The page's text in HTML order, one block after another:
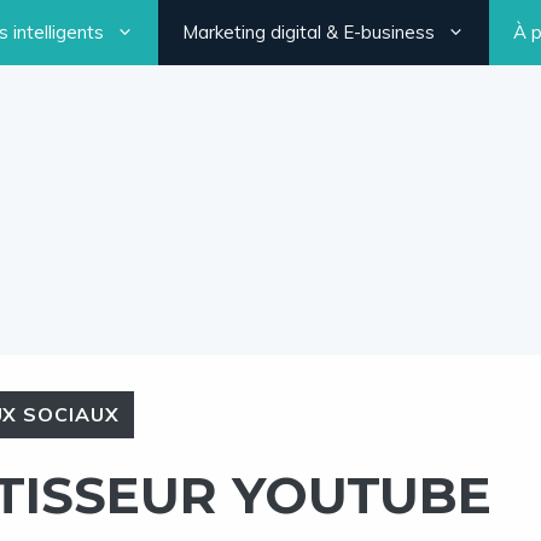
intelligents Marketing digital & E-business À
SOCIAUX
YOUTUBE